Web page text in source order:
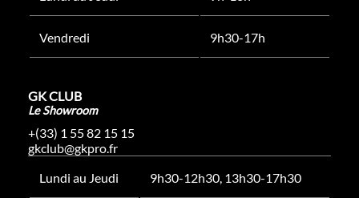
Vendredi 9h30-17h
GK CLUB
Le Showroom
+(33) 1 55 82 15 15
gkclub@gkpro.fr
Lundi au Jeudi
9h30-12h30, 13h30-17h30